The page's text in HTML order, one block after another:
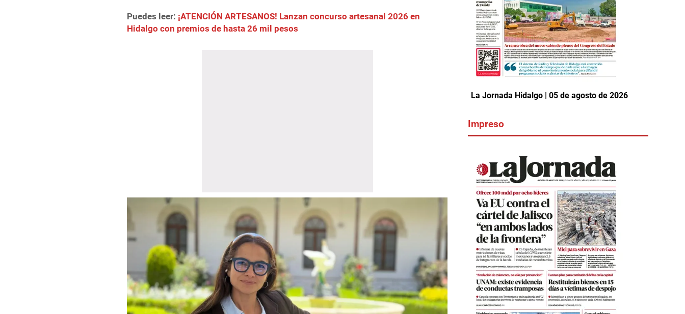
Puedes leer: ¡ATENCIÓN ARTESANOS! Lanzan concurso artesanal 2026 en
Hidalgo con premios de hasta 26 mil pesos
La Jornada Hidalgo | 05 de agosto de 2026
Impreso